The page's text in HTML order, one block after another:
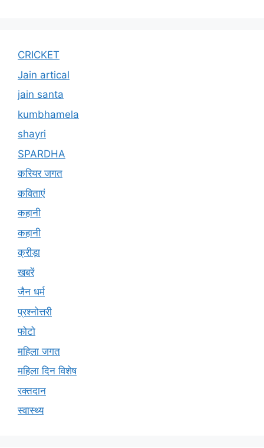
CRICKET
Jain artical
jain santa
kumbhamela
shayri
SPARDHA
करियर जगत
कविताएं
कहानी
कहानी
क्रीड़ा
खबरें
जैन धर्म
प्रश्नोत्तरी
फोटो
महिला जगत
महिला दिन विशेष
रक्तदान
स्वास्थ्य